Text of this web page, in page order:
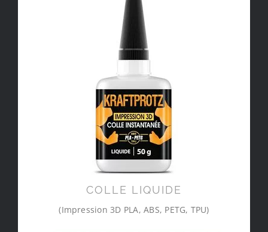
COLLE LIQUIDE
(Impression 3D PLA, ABS, PETG, TPU)